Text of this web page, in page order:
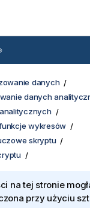
danych
danych
wykresów
skryptu
na tej stronie
przy użyciu